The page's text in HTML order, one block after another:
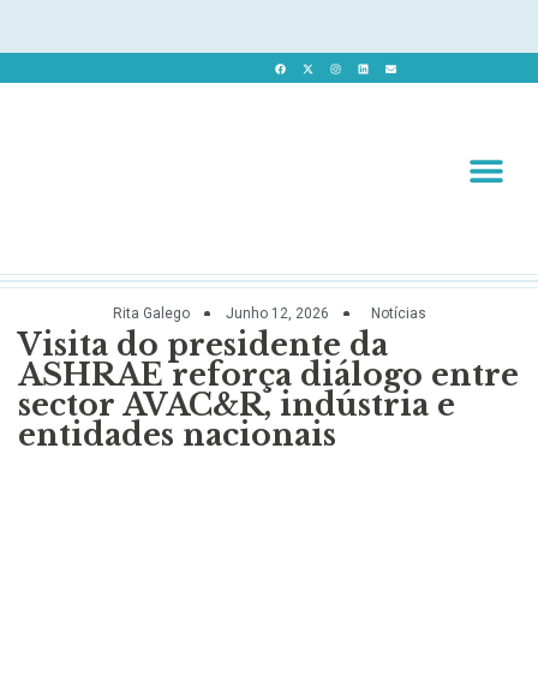
Rita Galego Junho 12, 2026 Notícias
Visita do presidente da
ASHRAE reforça diálogo entre
sector AVAC&R, indústria e
entidades nacionais